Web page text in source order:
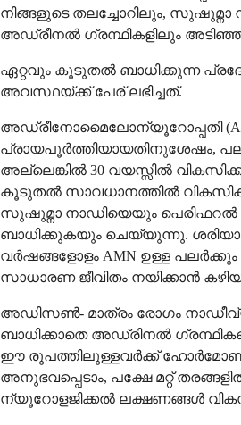
നിങ്ങളുടെ തലച്ചോറിലും, സുഷുമ്നാ
അഡ്രീനൽ ഗ്രന്ഥികളിലും
ഏറ്റവും കൂടുതൽ ബാധിക്കുന്ന
അവസ്ഥയ്ക്ക് പേര് ലഭിച്ചത്.
അഡ്രീനോമൈലോന്യൂറോപ്പതി
പ്രായപൂർത്തിയായതിനുശേഷം,
അല്ലെങ്കിൽ 30 വയസ്സിൽ
കൂടുതൽ സാവധാനത്തിൽ
സുഷുമ്നാ നാഡിയെയും പെരിഫറൽ
ബാധിക്കുകയും ചെയ്യുന്നു.
വർഷങ്ങളോളം AMN ഉള്ള
സാധാരണ ജീവിതം നയിക്കാൻ
അഡിസൺ- മാത്രം രോഗം
ബാധിക്കാതെ അഡ്രിനൽ
ഈ രൂപത്തിലുള്ളവർക്ക്
അനുഭവപ്പെടാം, പക്ഷേ മറ്റ്
ന്യൂറോളജിക്കൽ ലക്ഷണങ്ങൾ